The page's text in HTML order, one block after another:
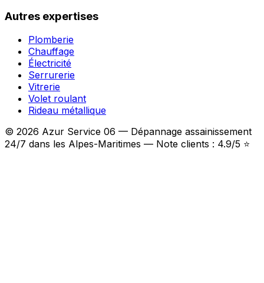
Autres expertises
Plomberie
Chauffage
Électricité
Serrurerie
Vitrerie
Volet roulant
Rideau métallique
© 2026 Azur Service 06 — Dépannage assainissement
24/7 dans les Alpes-Maritimes — Note clients : 4.9/5 ⭐